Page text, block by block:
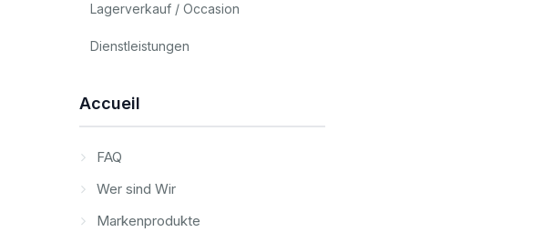
Lagerverkauf / Occasion
Dienstleistungen
Accueil
FAQ
Wer sind Wir
Markenprodukte